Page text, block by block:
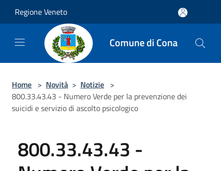
Regione Veneto
Comune di Cona
Home > Novità > Notizie >
800.33.43.43 - Numero Verde per la prevenzione dei
suicidi e servizio di ascolto psicologico
800.33.43.43 -